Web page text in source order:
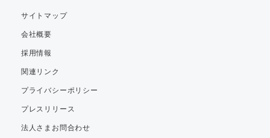
サイトマップ
会社概要
採用情報
関連リンク
プライバシーポリシー
プレスリリース
法人さまお問合わせ